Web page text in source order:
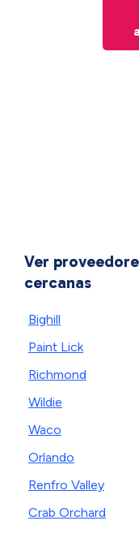
Ver
cercanas
Bighill
Paint Lick
Richmond
Wildie
Waco
Orlando
Renfro Valley
Crab Orchard